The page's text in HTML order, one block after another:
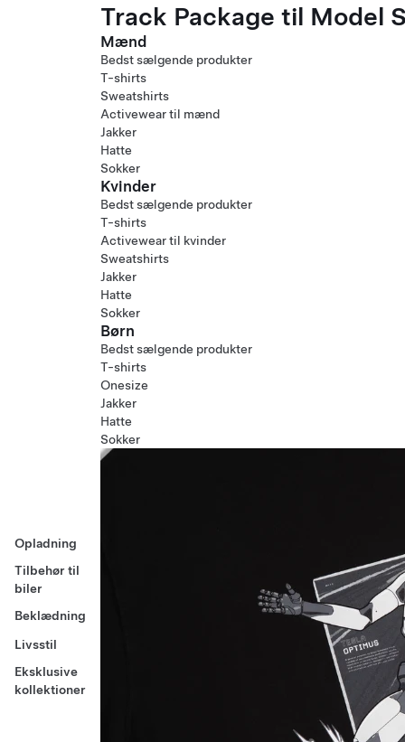
Opladning
Tilbehør til
biler
Beklædning
Livsstil
Eksklusive
kollektioner
Track Package til Model
Mænd
Bedst sælgende produkter
T-shirts
Sweatshirts
Activewear til mænd
Jakker
Hatte
Sokker
Kvinder
Bedst sælgende produkter
T-shirts
Activewear til kvinder
Sweatshirts
Jakker
Hatte
Sokker
Børn
Bedst sælgende produkter
T-shirts
Onesize
Jakker
Hatte
Sokker